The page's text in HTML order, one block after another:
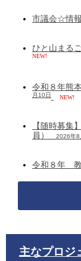
市議会☆情
ひと山まる
NEW!
令和８年熊
月10日 NEW!
【随時募
員）
2026年8
令和８年
主なプロジ